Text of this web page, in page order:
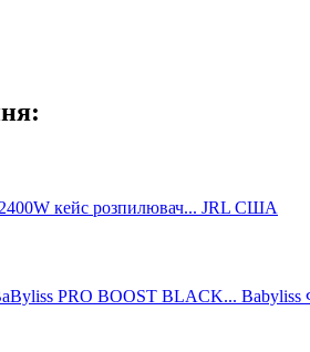
кейс розпилювач... JRL США
PRO BOOST BLACK... Babyliss